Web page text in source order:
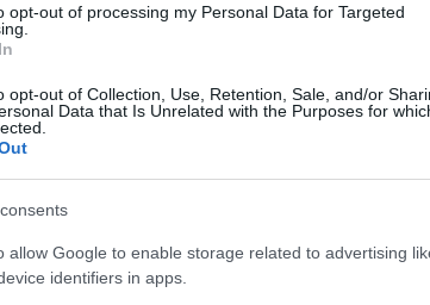
opt-out of processing my Personal Data for Targeted
opt-out of Collection, Use, Retention, Sale, and/or
Data that Is Unrelated with the Purposes for
allow Google to enable storage related to advertising
identifiers in apps.